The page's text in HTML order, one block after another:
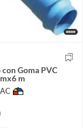
Goma PVC
m